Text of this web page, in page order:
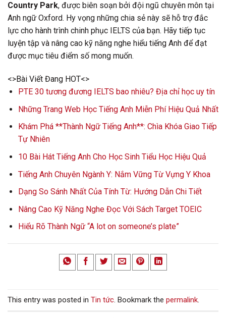
Country Park, được biên soạn bởi đội ngũ chuyên môn tại
Anh ngữ Oxford. Hy vọng những chia sẻ này sẽ hỗ trợ đắc
lực cho hành trình chinh phục IELTS của bạn. Hãy tiếp tục
luyện tập và nâng cao kỹ năng nghe hiểu tiếng Anh để đạt
được mục tiêu điểm số mong muốn.
<>Bài Viết Đang HOT<>
PTE 30 tương đương IELTS bao nhiêu? Địa chỉ học uy tín
Những Trang Web Học Tiếng Anh Miễn Phí Hiệu Quả Nhất
Khám Phá **Thành Ngữ Tiếng Anh**: Chìa Khóa Giao Tiếp
Tự Nhiên
10 Bài Hát Tiếng Anh Cho Học Sinh Tiểu Học Hiệu Quả
Tiếng Anh Chuyên Ngành Y: Nắm Vững Từ Vựng Y Khoa
Dạng So Sánh Nhất Của Tính Từ: Hướng Dẫn Chi Tiết
Nâng Cao Kỹ Năng Nghe Đọc Với Sách Target TOEIC
Hiểu Rõ Thành Ngữ “A lot on someone’s plate”
This entry was posted in Tin tức. Bookmark the permalink.